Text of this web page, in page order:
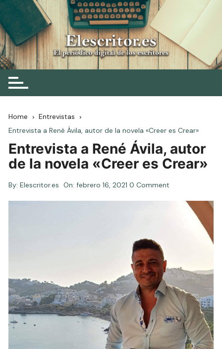
Skip
to
content
Elescritor.es
El periódico digital de los escritores
Home
Entrevistas
Entrevista a René Ávila, autor de la novela «Creer es Crear»
Entrevista a René Ávila, autor
de la novela «Creer es Crear»
By: Elescritor.es On:febrero 16, 2021 0 Comment